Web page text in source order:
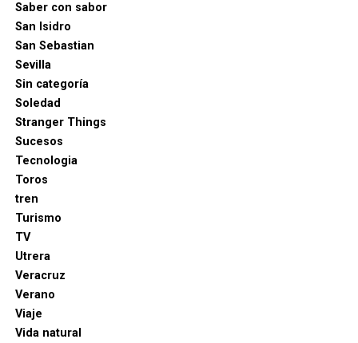
Saber con sabor
San Isidro
San Sebastian
Sevilla
Sin categoría
Soledad
Stranger Things
Sucesos
Tecnologia
Toros
tren
Turismo
TV
Utrera
Veracruz
Verano
Viaje
Vida natural